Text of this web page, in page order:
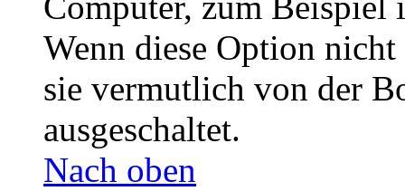
Wenn diese Option
sie vermutlich von der
ausgeschaltet.
Nach oben